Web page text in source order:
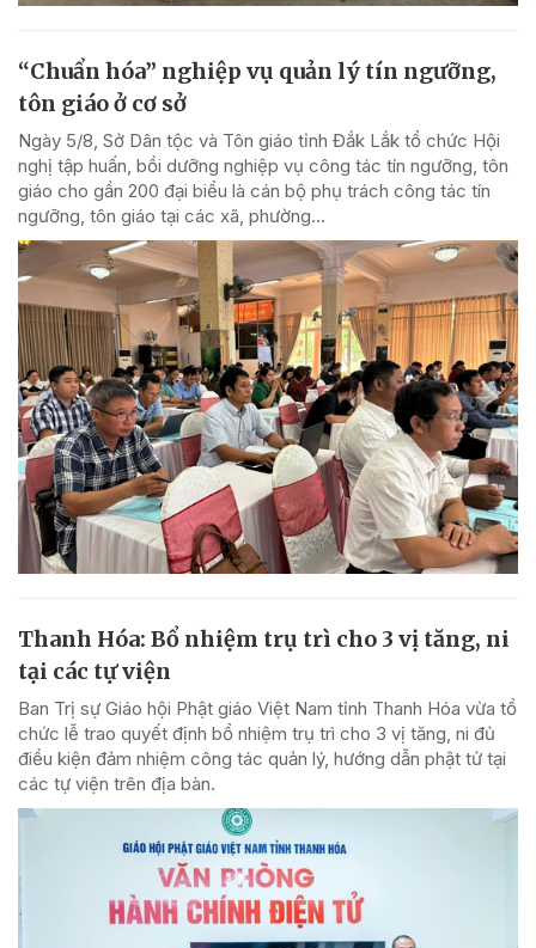
“Chuẩn hóa” nghiệp vụ quản lý tín ngưỡng,
tôn giáo ở cơ sở
Ngày 5/8, Sở Dân tộc và Tôn giáo tỉnh Đắk Lắk tổ chức Hội
nghị tập huấn, bồi dưỡng nghiệp vụ công tác tín ngưỡng, tôn
giáo cho gần 200 đại biểu là cán bộ phụ trách công tác tín
ngưỡng, tôn giáo tại các xã, phường...
Thanh Hóa: Bổ nhiệm trụ trì cho 3 vị tăng, ni
tại các tự viện
Ban Trị sự Giáo hội Phật giáo Việt Nam tỉnh Thanh Hóa vừa tổ
chức lễ trao quyết định bổ nhiệm trụ trì cho 3 vị tăng, ni đủ
điều kiện đảm nhiệm công tác quản lý, hướng dẫn phật tử tại
các tự viện trên địa bàn.